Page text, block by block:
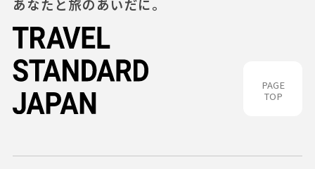
PAGE
TOP
あなたと旅のあいだに。